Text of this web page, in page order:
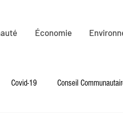
Économie
Covid-19 Conseil